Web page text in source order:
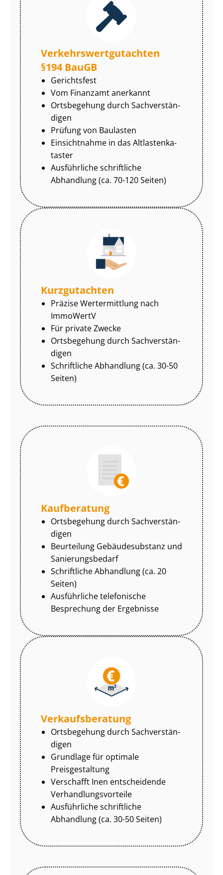
Ver­kehrs­wert­gut­ach­ten
§194 BauGB
Gerichtsfest
Vom Finanzamt anerkannt
Ortsbegehung durch Sach­ver­stän­
di­gen
Prüfung von Baulasten
Einsichtnahme in das Alt­las­ten­ka­
tas­ter
Ausführliche schriftliche
Abhandlung (ca. 70-120 Seiten)
Kurzgutachten
Präzise Wertermittlung nach
ImmoWertV
Für private Zwecke
Ortsbegehung durch Sach­ver­stän­
di­gen
Schriftliche Abhandlung (ca. 30-50
Seiten)
Kaufberatung
Ortsbegehung durch Sach­ver­stän­
di­gen
Beurteilung Gebäudesubstanz und
Sa­nie­rungs­be­darf
Schriftliche Abhandlung (ca. 20
Seiten)
Ausführliche telefonische
Besprechung der Ergebnisse
Ver­kaufs­be­ra­tung
Ortsbegehung durch Sach­ver­stän­
di­gen
Grundlage für optimale
Preisgestaltung
Verschafft Inen entscheidende
Ver­hand­lungs­vor­tei­le
Ausführliche schriftliche
Abhandlung (ca. 30-50 Seiten)